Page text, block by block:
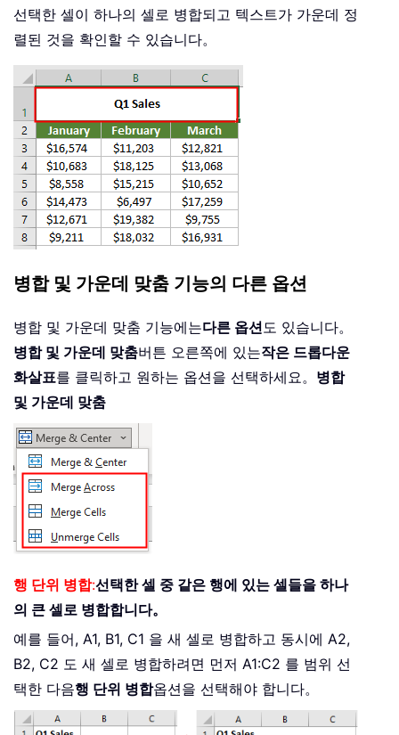
선택한 셀이 하나의 셀로 병합되고 텍스트가 가운데 정
렬된 것을 확인할 수 있습니다。
병합 및 가운데 맞춤 기능의 다른 옵션
병합 및 가운데 맞춤 기능에는다른 옵션도 있습니다。
병합 및 가운데 맞춤버튼 오른쪽에 있는작은 드롭다운
화살표를 클릭하고 원하는 옵션을 선택하세요。 병합
및 가운데 맞춤
행 단위 병합:선택한 셀 중 같은 행에 있는 셀들을 하나
의 큰 셀로 병합합니다。
예를 들어, A1, B1, C1 을 새 셀로 병합하고 동시에 A2,
B2, C2 도 새 셀로 병합하려면 먼저 A1:C2 를 범위 선
택한 다음행 단위 병합옵션을 선택해야 합니다。